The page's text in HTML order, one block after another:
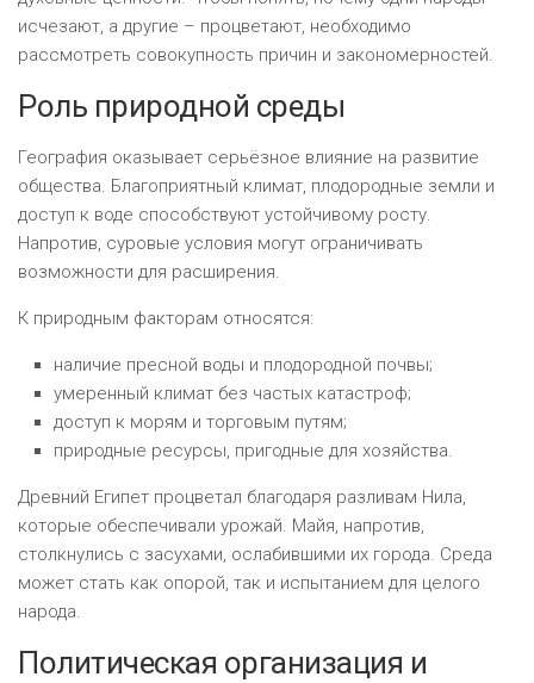
исчезают, а другие – процветают, необходимо
рассмотреть совокупность причин и закономерностей.
Роль природной среды
География оказывает серьёзное влияние на развитие
общества. Благоприятный климат, плодородные земли и
доступ к воде способствуют устойчивому росту.
Напротив, суровые условия могут ограничивать
возможности для расширения.
К природным факторам относятся:
наличие пресной воды и плодородной почвы;
умеренный климат без частых катастроф;
доступ к морям и торговым путям;
природные ресурсы, пригодные для хозяйства.
Древний Египет процветал благодаря разливам Нила,
которые обеспечивали урожай. Майя, напротив,
столкнулись с засухами, ослабившими их города. Среда
может стать как опорой, так и испытанием для целого
народа.
Политическая организация и